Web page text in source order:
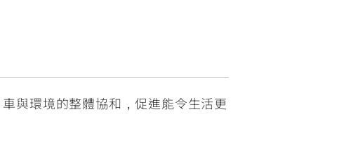
與環境的整體協和，促進能令生活更